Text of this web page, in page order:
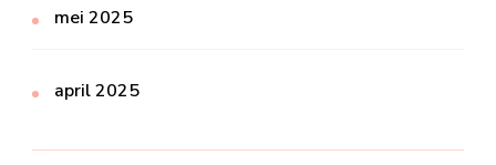
mei 2025
april 2025